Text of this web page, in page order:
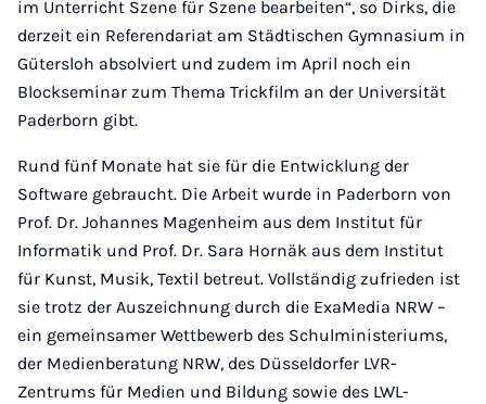
im Unterricht Szene für Szene bearbeiten“, so Dirks, die
derzeit ein Referendariat am Städtischen Gymnasium in
Gütersloh absolviert und zudem im April noch ein
Blockseminar zum Thema Trickfilm an der Universität
Paderborn gibt.
Rund fünf Monate hat sie für die Entwicklung der
Software gebraucht. Die Arbeit wurde in Paderborn von
Prof. Dr. Johannes Magenheim aus dem Institut für
Informatik und Prof. Dr. Sara Hornäk aus dem Institut
für Kunst, Musik, Textil betreut. Vollständig zufrieden ist
sie trotz der Auszeichnung durch die ExaMedia NRW –
ein gemeinsamer Wettbewerb des Schulministeriums,
der Medienberatung NRW, des Düsseldorfer LVR-
Zentrums für Medien und Bildung sowie des LWL-